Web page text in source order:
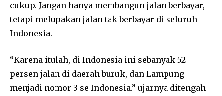
cukup. Jangan hanya membangun jalan berbayar,
tetapi melupakan jalan tak berbayar di seluruh
Indonesia.
“Karena itulah, di Indonesia ini sebanyak 52
persen jalan di daerah buruk, dan Lampung
menjadi nomor 3 se Indonesia.” ujarnya ditengah-